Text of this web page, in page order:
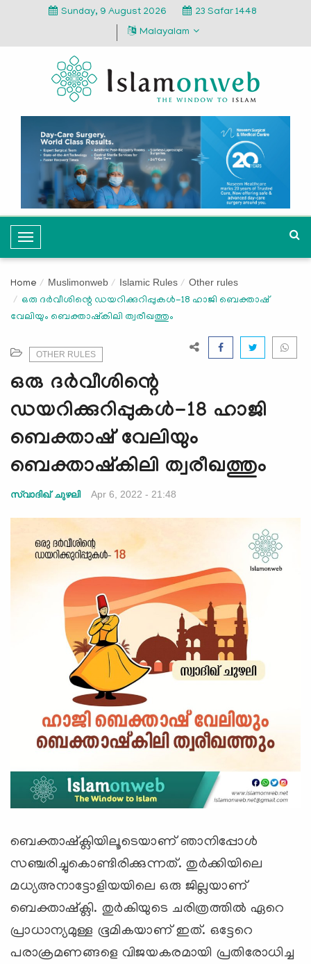
Sunday, 9 August 2026
23 Safar 1448
Malayalam
T
o
g
l
e
v
i
g
t
o
n
Home Muslimonweb Islamic Rules Other rules
ഒരു ദർവീശിന്റെ ഡയറിക്കുറിപ്പുകൾ-18 ഹാജി ബെക്താഷ്
വേലിയും ബെക്താഷ്കിലി ത്വരീഖത്തും
OTHER RULES
ഒരു ദർവീശിന്റെ
ഡയറിക്കുറിപ്പുകൾ-18 ഹാജി
ബെക്താഷ് വേലിയും
ബെക്താഷ്കിലി ത്വരീഖത്തും
സ്വാദിഖ് ചുഴലി Apr 6, 2022 - 21:48
ബെക്താഷ്ക്ലിയിലൂടെയാണ് ഞാനിപ്പോള്‍
സഞ്ചരിച്ചുകൊണ്ടിരിക്കുന്നത്. തുര്‍ക്കിയിലെ
മധ്യഅനാട്ടോളിയയിലെ ഒരു ജില്ലയാണ്
ബെക്താഷ്ക്ലി. തുര്‍കിയുടെ ചരിത്രത്തില്‍ ഏറെ
പ്രാധാന്യമുള്ള ഭൂമികയാണ് ഇത്. ഒട്ടേറെ
പരാക്രമണങ്ങളെ വിജയകരമായി പ്രതിരോധിച്ച